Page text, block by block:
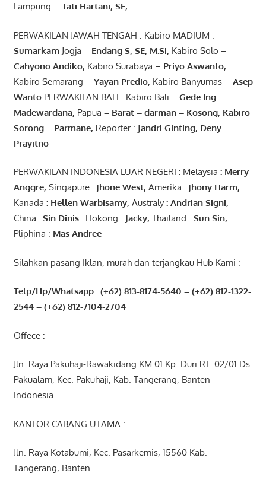
Lampung – Tati Hartani, SE,
PERWAKILAN JAWAH TENGAH : Kabiro MADIUM :
Sumarkam Jogja – EndangS, SE, M.Si, Kabiro Solo –
Cahyono Andiko, Kabiro Surabaya – Priyo Aswanto,
Kabiro Semarang – Yayan Predio, Kabiro Banyumas – Asep
WantoPERWAKILAN BALI : Kabiro Bali – Gede Ing
Madewardana, Papua – Barat – darman– Kosong, Kabiro
Sorong– Parmane, Reporter : Jandri Ginting, Deny
Prayitno
PERWAKILAN INDONESIA LUAR NEGERI : Melaysia : Merry
Anggre, Singapure: JhoneWest, Amerika : JhonyHarm,
Kanada : Hellen Warbisamy, Australy: Andrian Signi,
China : Sin Dinis. Hokong : Jacky, Thailand : Sun Sin,
Pliphina : Mas Andree
Silahkan pasang Iklan, murah dan terjangkau Hub Kami :
Telp/Hp/Whatsapp : (+62) 813-8174-5640 – (+62) 812-1322-
2544– (+62) 812-7104-2704
Offece :
Jln. Raya Pakuhaji-Rawakidang KM.01 Kp. Duri RT. 02/01 Ds.
Pakualam, Kec. Pakuhaji, Kab. Tangerang, Banten-
Indonesia.
KANTOR CABANG UTAMA :
Jln. Raya Kotabumi, Kec. Pasarkemis, 15560 Kab.
Tangerang, Banten